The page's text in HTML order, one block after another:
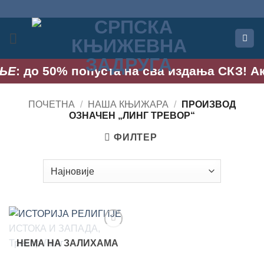
садржај
: до 50% попуста на сва издања СКЗ!
ПОЧЕТНА / НАША КЊИЖАРА /
ПРОИЗВОД
OЗНАЧЕН „ЛИНГ ТРЕВОР“
ФИЛТЕР
у
НЕМА НА ЗАЛИХАМА